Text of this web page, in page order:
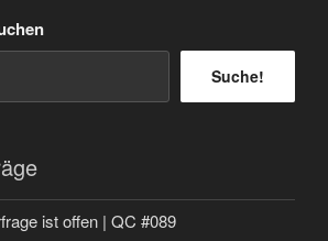
Suche!
ist offen | QC #089